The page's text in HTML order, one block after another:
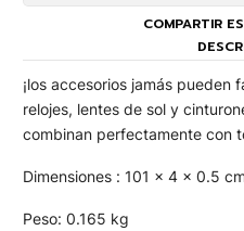
COMPARTIR
¡los accesorios jamás pueden
relojes, lentes de sol y
combinan perfectamente con
Dimensiones : 101 x 4 x 0.5
Peso: 0.165 kg